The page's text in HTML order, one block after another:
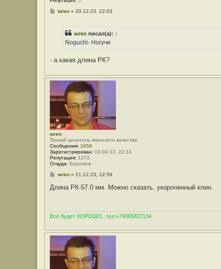
С
е
talan» 20.12.23, 22:03
wren писал(а): ↑
Noguchi- Ногучи
- а какая длина РК?
wren
Тонкий ценитель японского качества
Сообщения: 2458
Зарегистрирован: 02.04.13, 22:14
Репутация: 1272
Откуда: Воронеж
С
о
и
wren» 21.12.23, 12:59
Длина РК-57.0 мм. Можно сказать, укороченный клин.
Всё будет ХОРОШО...тел:+79065827134